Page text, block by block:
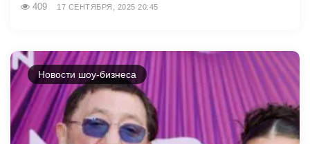
409 17 СЕНТЯБРЯ, 2025 20:45
Новости шоу-бизнеса